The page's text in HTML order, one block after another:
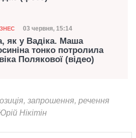
Дата публікації
03 червня, 15:14
як у Вадіка. Маша
тонко потролила
Полякової (відео)
запрошення, речення
Нікітін